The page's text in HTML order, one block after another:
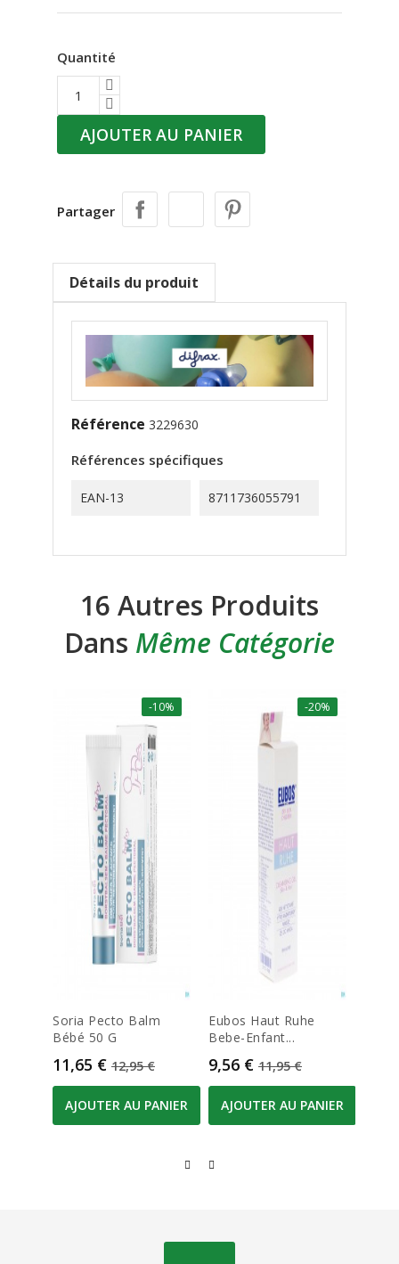
Quantité
AJOUTER AU PANIER
Partager
Détails du produit
Référence 3229630
Références spécifiques
EAN-13 8711736055791
16 Autres Produits
Dans Même Catégorie
-10%
Soria Pecto Balm
Bébé 50 G
Prix
11,65 € Prix de base
12,95 €
AJOUTER AU PANIER
-20%
Eubos Haut Ruhe
Bebe-Enfant...
Prix
9,56 € Prix de base
11,95 €
AJOUTER AU PANIER